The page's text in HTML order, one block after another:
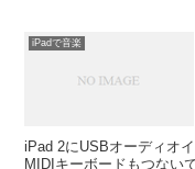
iPadで音楽
iPad 2にUSBオーディオ
MIDIキーボードもつない